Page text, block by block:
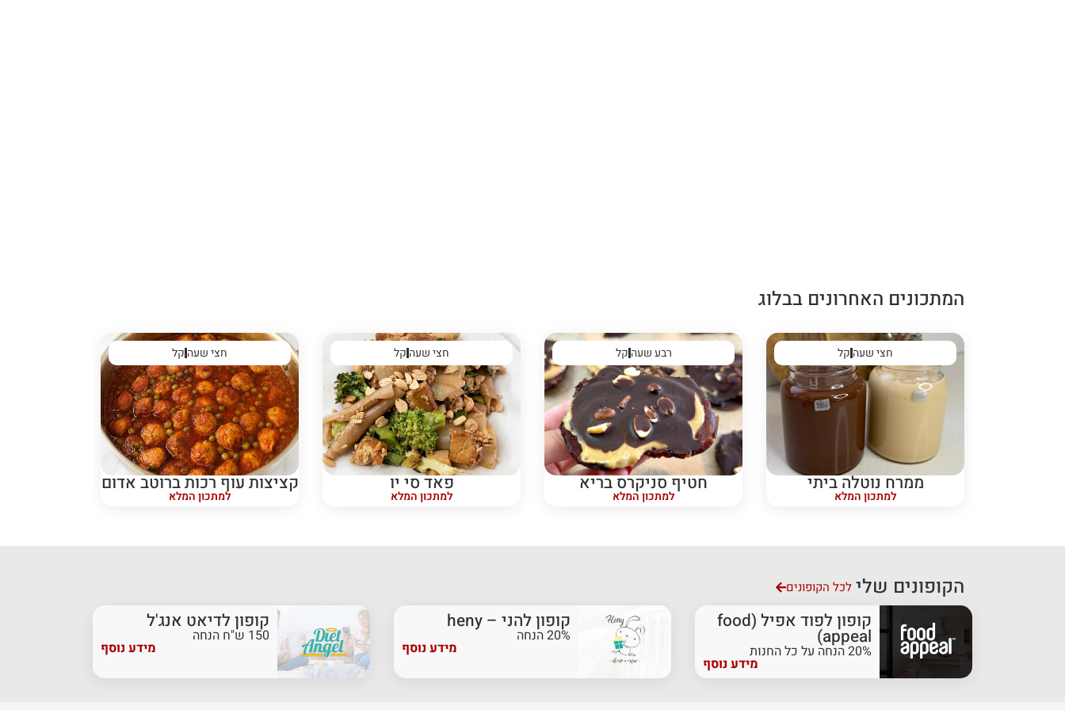
המתכונים האחרונים בבלוג
חצי שעה קל
ממרח נוטלה ביתי
למתכון המלא
רבע שעהקל
חטיף סניקרס בריא
למתכון המלא
חצי שעה קל
פאד סי יו
למתכון המלא
חצי שעה קל
קציצות עוף רכות ברוטב אדום
למתכון המלא
הקופונים שלי לכל הקופונים
קופון לפוד אפיל (food
appeal)
20% הנחה על כל החנות
מידע נוסף
קופון להני – heny
20% הנחה
מידע נוסף
קופון לדיאט אנג'ל
150 ש"ח הנחה
מידע נוסף